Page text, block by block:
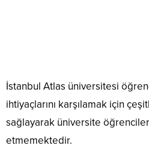
İstanbul Atlas üniversitesi
ihtiyaçlarını karşılamak için
sağlayarak üniversite
etmemektedir.